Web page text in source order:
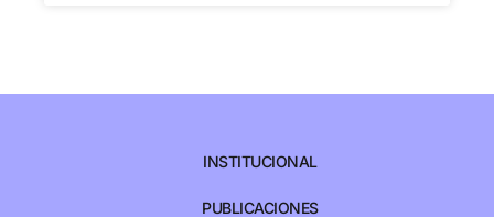
INSTITUCIONAL
PUBLICACIONES